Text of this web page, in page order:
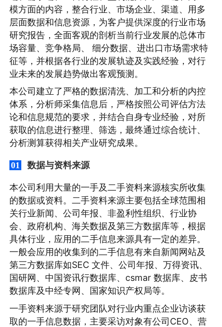
模方面的内容，整合行业、市场企业、渠道、用多
层面数据和信息资源，为客户提供深度的行业市场
研究报告，全面客观的剖析当前行业发展的总体市
场容量、竞争格局、 细分数据、进出口市场需求特
征等，并根据各行业的发展轨迹及实践经验，对行
业未来的发展趋势做出客观预测。
本公司建立了严格的数据清洗、加工和分析的内控
体系，分析师采集信息后，严格按照公司评估方法
论和信息规范的要求，并结合自身专业经验，对所
获取的信息进行整理、筛选，最终通过综合统计、
分析测算获得相关产业研究成果。
01 数据与资料来源
本公司利用大量的一手及二手资料来源核实所收集
的数据或资料。二手资料来源主要包括全球范围相
关行业新闻、公司年报、非盈利性组织、行业协
会、政府机构、海关数据及第三方数据库等，根据
具体行业，应用的二手信息来源具有一定的差异。
一般会应用的收集到的二手信息有来自新闻网站及
第三方数据库如SEC 文件、公司年报、万得资讯、
国研网、中国资讯行数据库、csmar 数据库、皮书
数据库及中经专网、国家知识产权局等。
一手资料来源于研究团队对行业内重点企业访谈获
取的一手信息数据，主要采访对象有公司CEO、营